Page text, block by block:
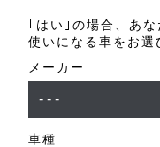
｢はい｣の場合、あ
使いになる車をお選
メーカー
車種